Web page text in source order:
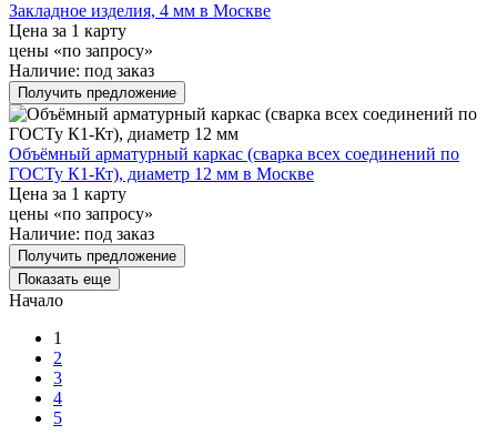
Закладное изделия, 4 мм в Москве
Цена за 1 карту
цены «по запросу»
Наличие: под заказ
Получить предложение
Объёмный арматурный каркас (сварка всех соединений по
ГОСТу К1-Кт), диаметр 12 мм в Москве
Цена за 1 карту
цены «по запросу»
Наличие: под заказ
Получить предложение
Показать еще
Начало
1
2
3
4
5